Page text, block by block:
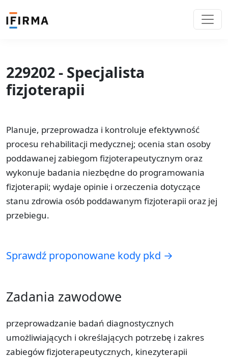
229202 - Specjalista
fizjoterapii
Planuje, przeprowadza i kontroluje efektywność
procesu rehabilitacji medycznej; ocenia stan osoby
poddawanej zabiegom fizjoterapeutycznym oraz
wykonuje badania niezbędne do programowania
fizjoterapii; wydaje opinie i orzeczenia dotyczące
stanu zdrowia osób poddawanym fizjoterapii oraz jej
przebiegu.
Sprawdź proponowane kody pkd →
Zadania zawodowe
przeprowadzanie badań diagnostycznych
umożliwiających i określających potrzebę i zakres
zabiegów fizjoterapeutycznych, kinezyterapii